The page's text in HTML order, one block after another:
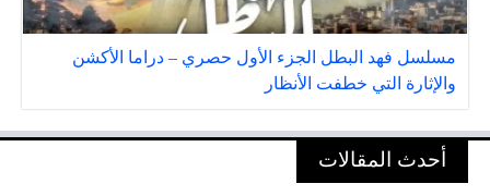
مسلسل فهد البطل الجزء الأول حصري – دراما الأكشن
والإثارة التي خطفت الأنظار
أحدث المقالات